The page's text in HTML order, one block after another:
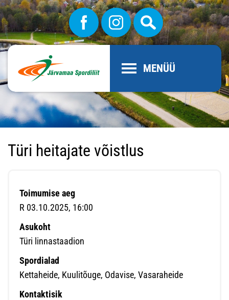
MENÜÜ
Türi heitajate võistlus
Toimumise aeg
R 03.10.2025, 16:00
Asukoht
Türi linnastaadion
Spordialad
Kettaheide, Kuulitõuge, Odavise, Vasaraheide
Kontaktisik